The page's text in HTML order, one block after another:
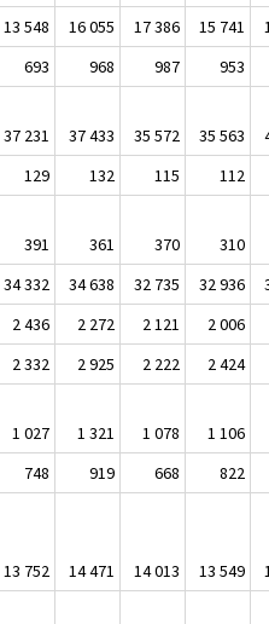
13 548 16 055 17 386 15 741
693 968 987
953
37 231 37 433 35 572 35 563
129 132 115
112
391 361 370
310
34 332 34 638 32 735 32 936
2 436 2 272 2 121
2 006
2 332 2 925 2 222
2 424
1 027 1 321 1 078
1 106
748 919 668
822
13 752 14 471 14 013 13 549